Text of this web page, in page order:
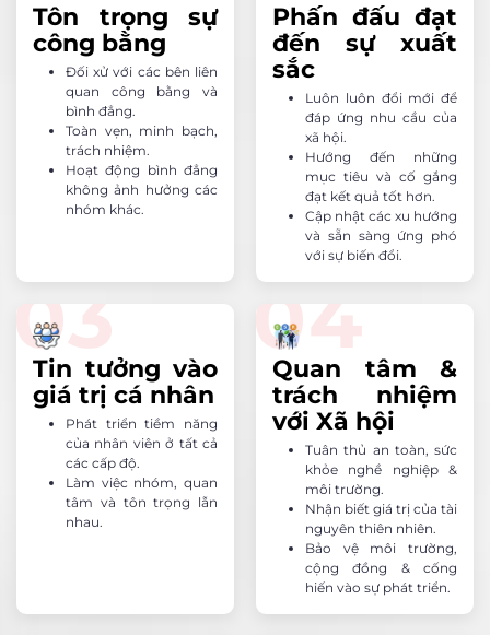
Tôn trọng sự
công bằng
Đối xử với các bên liên
quan công bằng và
bình đẳng.
Toàn vẹn, minh bạch,
trách nhiệm.
Hoạt động bình đẳng
không ảnh hưởng các
nhóm khác.
Phấn đấu đạt
đến sự xuất
sắc
Luôn luôn đổi mới để
đáp ứng nhu cầu của
xã hội.
Hướng đến những
mục tiêu và cố gắng
đạt kết quả tốt hơn.
Cập nhật các xu hướng
và sẵn sàng ứng phó
với sự biến đổi.
Tin tưởng vào
giá trị cá nhân
Phát triển tiềm năng
của nhân viên ở tất cả
các cấp độ.
Làm việc nhóm, quan
tâm và tôn trọng lẫn
nhau.
Quan tâm &
trách nhiệm
với Xã hội
Tuân thủ an toàn, sức
khỏe nghề nghiệp &
môi trường.
Nhận biết giá trị của tài
nguyên thiên nhiên.
Bảo vệ môi trường,
cộng đồng & cống
hiến vào sự phát triển.